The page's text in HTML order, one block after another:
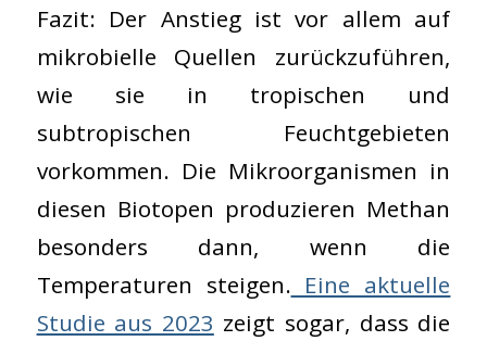
Fazit: Der Anstieg ist vor allem auf
mikrobielle Quellen zurückzuführen,
wie sie in tropischen und
subtropischen Feuchtgebieten
vorkommen. Die Mikroorganismen in
diesen Biotopen produzieren Methan
besonders dann, wenn die
Temperaturen steigen. Eine aktuelle
Studie aus 2023 zeigt sogar, dass die